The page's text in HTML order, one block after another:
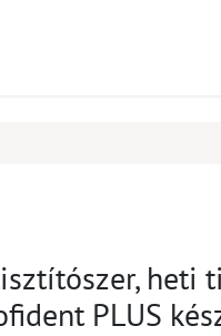
heti
PLUS